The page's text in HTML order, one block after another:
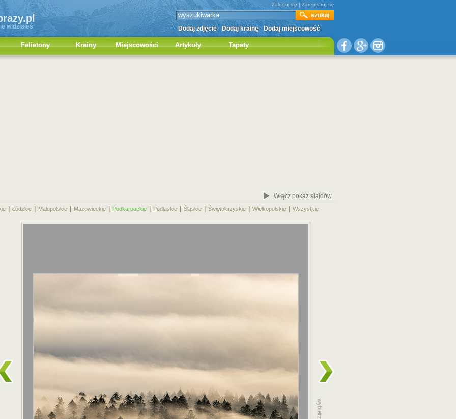
widziałeś
Zaloguj się | Zarejestruj się
Dodaj zdjęcie Dodaj krainę Dodaj miejscowość
Felietony Krainy Miejscowości Artykuły Tapety
Włącz pokaz slajdów
Łódzkie Małopolskie Mazowieckie Podkarpackie Podlaskie Śląskie Świętokrzyskie Wielkopolskie Wszystkie